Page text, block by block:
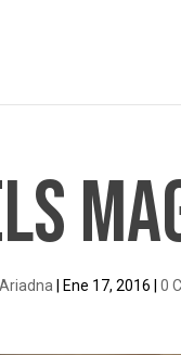
Ariadna Ene 17, 2016 |0